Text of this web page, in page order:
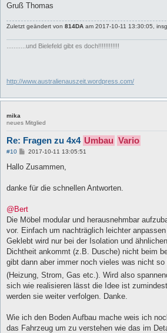
Gruß Thomas
Zuletzt geändert von 814DA am 2017-10-11 13:30:05,
...........und Bielefeld gibt es doch!!!!!!!!!!!!
http://www.australienauszeit.wordpress.com/
mika
neues Mitglied
Re: Fragen zu 4x4 Umbau Vario
#10
B
i
a
2017-10-11 13:05:51
Hallo Zusammen,
danke für die schnellen Antworten.
@Bert
Die Möbel modular und herausnehmbar
vor. Einfach um nachträglich leichter
Geklebt wird nur bei der Isolation und
Dichtheit ankommt (z.B. Dusche) nicht beim
gibt dann aber immer noch vieles was nicht
(Heizung, Strom, Gas etc.). Wird also
sich wie realisieren lässt die Idee ist
werden sie weiter verfolgen. Danke.
Wie ich den Boden Aufbau mache weis ich
das Fahrzeug um zu verstehen wie das im